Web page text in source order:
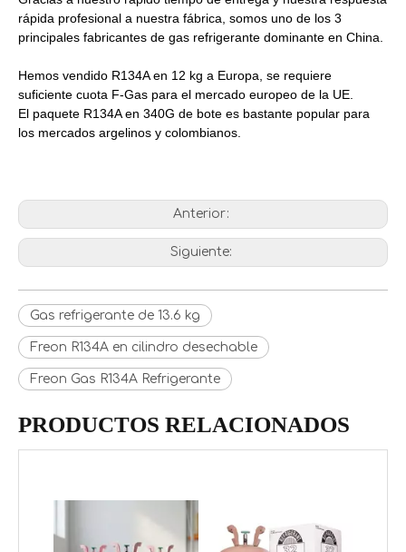
rápida profesional a nuestra fábrica, somos uno de los 3
principales fabricantes de gas refrigerante dominante en China.
Hemos vendido R134A en 12 kg a Europa, se requiere
suficiente cuota F-Gas para el mercado europeo de la UE.
El paquete R134A en 340G de bote es bastante popular para
los mercados argelinos y colombianos.
Anterior:
Siguiente:
Gas refrigerante de 13.6 kg
Freon R134A en cilindro desechable
Freon Gas R134A Refrigerante
PRODUCTOS RELACIONADOS
Producción de gas refrigerante R410A (cilindro desechable de 11,3 kg) Producción de gas refrigerante R32, gas de CA de bajo PCA